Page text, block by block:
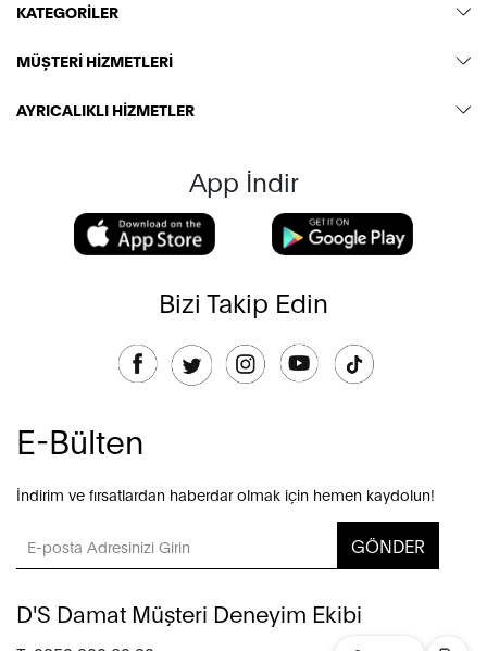
KATEGORİLER
MÜŞTERİ HİZMETLERİ
AYRICALIKLI HİZMETLER
App İndir
Bizi Takip Edin
E-Bülten
İndirim ve fırsatlardan haberdar olmak için hemen kaydolun!
GÖNDER
D'S Damat Müşteri Deneyim Ekibi